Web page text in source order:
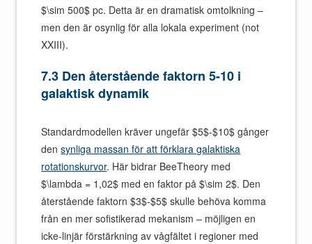
$\sim 500$ pc. Detta är en dramatisk omtolkning –
men den är osynlig för alla lokala experiment (not
XXIII).
7.3 Den återstående faktorn 5-10 i
galaktisk dynamik
Standardmodellen kräver ungefär $5$-$10$ gånger
densynliga massan för att förklara galaktiska
rotationskurvor. Här bidrar BeeTheory med
$\lambda = 1,02$ med en faktor på $\sim 2$. Den
återstående faktorn $3$-$5$ skulle behöva komma
från en mer sofistikerad mekanism – möjligen en
icke-linjär förstärkning av vågfältet i regioner med